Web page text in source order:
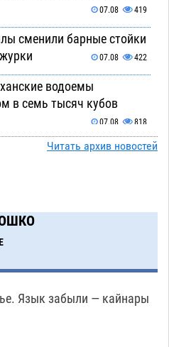
07.08 419
сменили барные стойки
07.08 422
водоемы
в семь тысяч кубов
07.08 818
попробует отбиться
угнал мотоцикл и
с банковскими
парковом газоне с
котами
Читать архив новостей
Язык забыли — кайнары